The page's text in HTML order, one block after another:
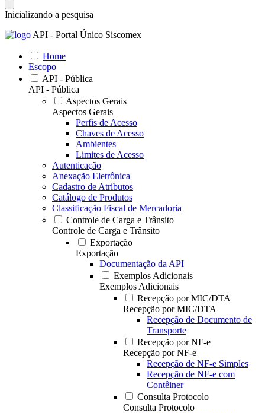
Inicializando a pesquisa
API - Portal Único Siscomex
Home
Escopo
API - Pública
API - Pública
Aspectos Gerais
Aspectos Gerais
Perfis de Acesso
Chaves de Acesso
Ambientes
Limites de Acesso
Autenticação
Anexação Eletrônica
Cadastro de Atributos
Catálogo de Produtos
Classificação Fiscal de Mercadoria
Controle de Carga e Trânsito
Controle de Carga e Trânsito
Exportação
Exportação
Documentação da API
Exemplos Adicionais
Exemplos Adicionais
Recepção por MIC/DTA
Recepção por MIC/DTA
Recepção de Documento de
Transporte
Recepção por NF-e
Recepção por NF-e
Recepção de NF-e Simples
Recepção de NF-e com
Contêiner
Consulta Protocolo
Consulta Protocolo